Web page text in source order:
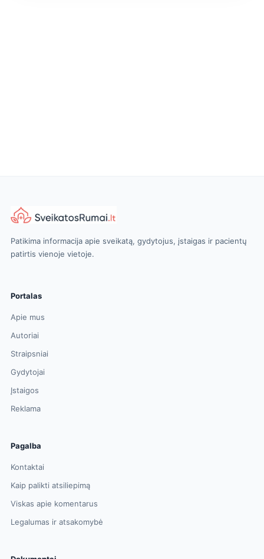
Patikima informacija apie sveikatą, gydytojus, įstaigas ir pacientų
patirtis vienoje vietoje.
Portalas
Apie mus
Autoriai
Straipsniai
Gydytojai
Įstaigos
Reklama
Pagalba
Kontaktai
Kaip palikti atsiliepimą
Viskas apie komentarus
Legalumas ir atsakomybė